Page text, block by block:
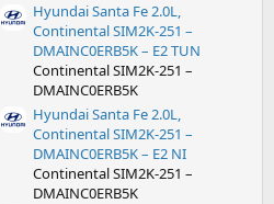
Hyundai Santa Fe 2.0L,
Continental SIM2K-251 –
DMAINC0ERB5K – E2 TUN
Continental SIM2K-251 –
DMAINC0ERB5K
Hyundai Santa Fe 2.0L,
Continental SIM2K-251 –
DMAINC0ERB5K – E2 NI
Continental SIM2K-251 –
DMAINC0ERB5K